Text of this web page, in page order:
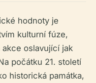
hodnoty je
kulturní fúze,
akce oslavující jak
počátku 21. století
historická památka,